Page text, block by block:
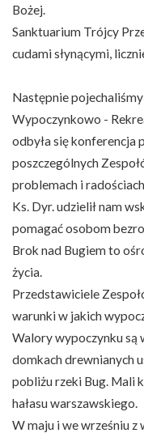
Bożej.
Sanktuarium Trójcy
cudami słynącymi,
Następnie
Wypoczynkowo -
odbyła się konferencja
poszczególnych
problemach i
Ks. Dyr. udzielił nam
pomagać osobom
Brok nad Bugiem to
życia.
Przedstawiciele
warunki w jakich
Walory wypoczynku są
domkach drewnianych
pobliżu rzeki Bug. Mali
hałasu warszawskiego.
W maju i we wrześniu